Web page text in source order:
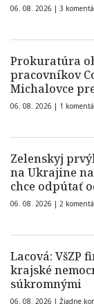
06. 08. 2026 | 3
Prokuratúra
pracovníkov
Michalovce
06. 08. 2026 | 1
Zelenskyj
na Ukrajine
chce odpútať
06. 08. 2026 | 2
Lacová: VšZP
krajské
súkromnými
06. 08. 2026 | Žiadne